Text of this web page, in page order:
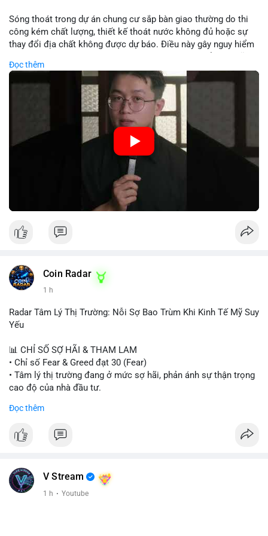
Lời khuyên:
Nhà đầu tư nên theo dõi các bước tiếp theo của địa chỉ ví nhận
để xác định rõ xu hướng. Tránh hành động theo cảm xúc; hãy
quan sát khối lượng khớp lệnh trên sàn trong 24-48 giờ tới để
đưa ra quyết định hợp lý.
#chuyendichlon #aplucban
Sóng thoát trong dự án chung cư sắp bàn giao thường do thi
công kém chất lượng, thiết kế thoát nước không đủ hoặc sự
thay đổi địa chất không được dự báo. Điều này gây nguy hiểm
trước khi nhận nhà.
🎥 Xem video trực tiếp tại:
Nguồn: 5 Phút Crypto
Đọc thêm
Coin Radar
1 h
Radar Tâm Lý Thị Trường: Nỗi Sợ Bao Trùm Khi Kinh Tế Mỹ Suy
Yếu
📊 CHỈ SỐ SỢ HÃI & THAM LAM
• Chỉ số Fear & Greed đạt 30 (Fear)
• Tâm lý thị trường đang ở mức sợ hãi, phản ánh sự thận trọng
cao độ của nhà đầu tư.
📈 XU HƯỚNG TÌM KIẾM & THẢO LUẬN
CASHCAT, CRO.
• Google Trends Việt Nam: Giá vàng thế giới, Giải bóng đá
Ngoại hạng Anh, Tin 24h, Trường đại học.
Đọc thêm
V Stream
1 h · Youtube